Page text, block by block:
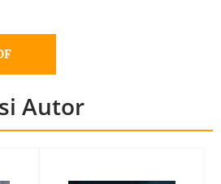
Autor